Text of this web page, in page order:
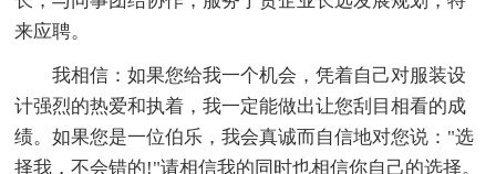
来应聘。
我相信：如果您给我一个机会，凭着自己对服装设
计强烈的热爱和执着，我一定能做出让您刮目相看的成
绩。如果您是一位伯乐，我会真诚而自信地对您说："选
择我，不会错的!"请相信我的同时也相信你自己的选择。